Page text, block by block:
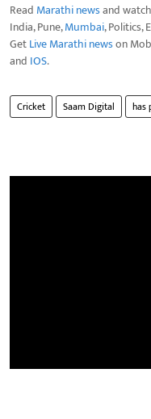
Read Marathi newsand
India, Pune,Mumbai, Politics,
GetLive Marathi newson
and IOS.
Cricket Saam Digital has